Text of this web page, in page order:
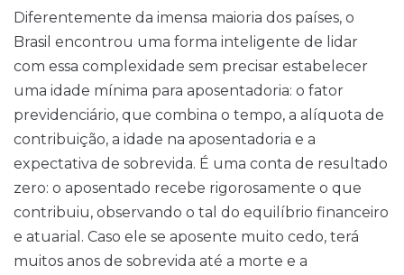
Diferentemente da imensa maioria dos países, o
Brasil encontrou uma forma inteligente de lidar
com essa complexidade sem precisar estabelecer
uma idade mínima para aposentadoria: o fator
previdenciário, que combina o tempo, a alíquota de
contribuição, a idade na aposentadoria e a
expectativa de sobrevida. É uma conta de resultado
zero: o aposentado recebe rigorosamente o que
contribuiu, observando o tal do equilíbrio financeiro
e atuarial. Caso ele se aposente muito cedo, terá
muitos anos de sobrevida até a morte e a